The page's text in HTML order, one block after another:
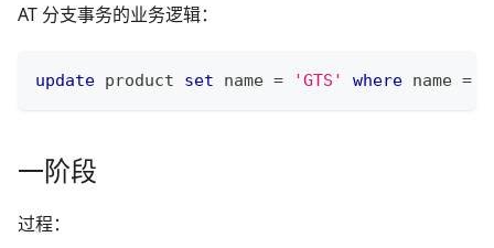
AT 分支事务的业务逻辑：
update product set name = 'GTS' where name =
一阶段
过程：